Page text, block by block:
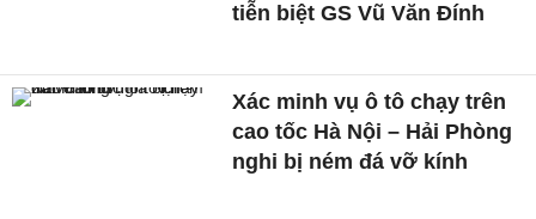
tiễn biệt GS Vũ Văn Đính
Xác minh vụ ô tô chạy trên
cao tốc Hà Nội – Hải Phòng
nghi bị ném đá vỡ kính